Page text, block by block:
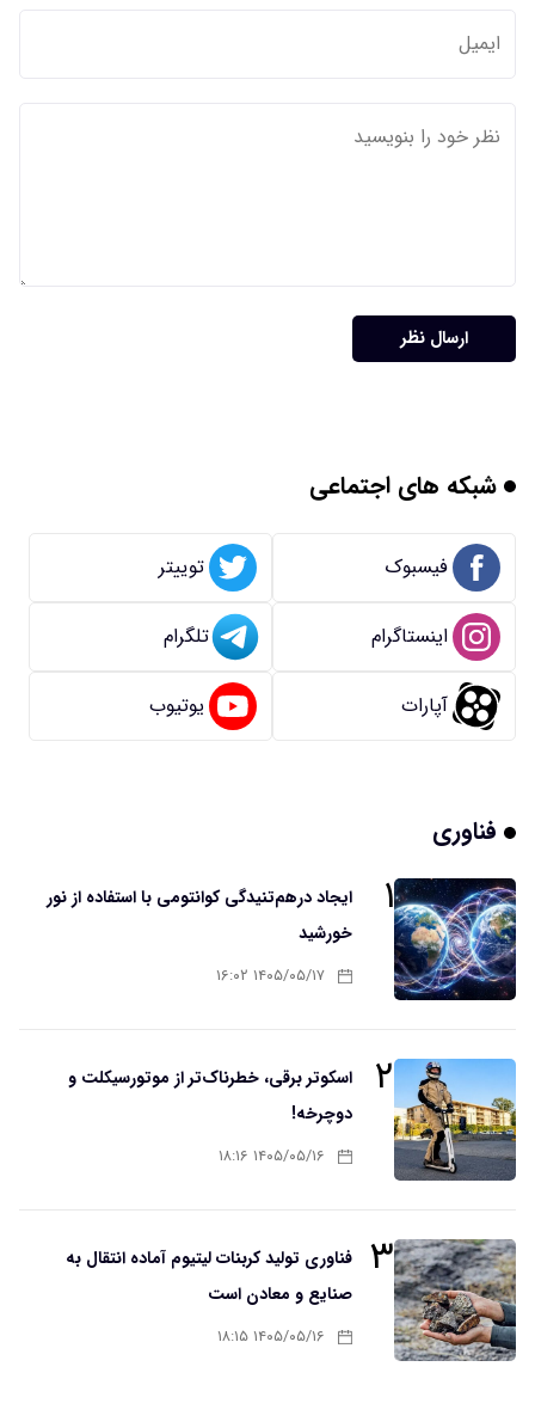
ارسال نظر
شبکه های اجتماعی
فیسبوک توییتر
اینستاگرام تلگرام
آپارات یوتیوب
فناوری
۱
ایجاد درهم‌تنیدگی کوانتومی با استفاده از نور
خورشید
۱۴۰۵/۰۵/۱۷ ۱۶:۰۲
۲
اسکوتر برقی، خطرناک‌تر از موتورسیکلت و
دوچرخه!
۱۴۰۵/۰۵/۱۶ ۱۸:۱۶
۳
فناوری تولید کربنات لیتیوم آماده انتقال به
صنایع و معادن است
۱۴۰۵/۰۵/۱۶ ۱۸:۱۵